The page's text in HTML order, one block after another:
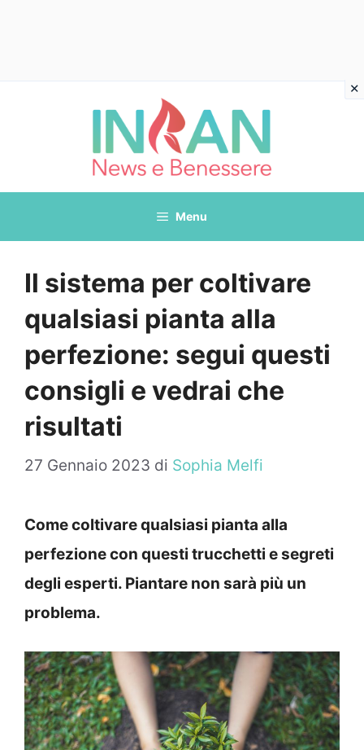
Menu
Il sistema per coltivare
qualsiasi pianta alla
perfezione: segui questi
consigli e vedrai che
risultati
27 Gennaio 2023 di Sophia Melfi
Come coltivare qualsiasi pianta alla
perfezione con questi trucchetti e segreti
degli esperti. Piantare non sarà più un
problema.